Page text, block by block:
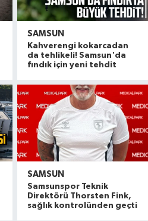
SAMSUN
Kahverengi kokarcadan
da tehlikeli! Samsun'da
fındık için yeni tehdit
SAMSUN
Samsunspor Teknik
Direktörü Thorsten Fink,
sağlık kontrolünden geçti